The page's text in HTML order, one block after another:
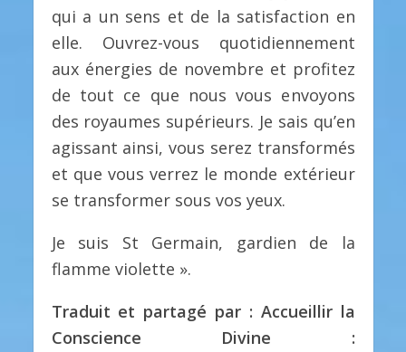
qui a un sens et de la satisfaction en
elle. Ouvrez-vous quotidiennement
aux énergies de novembre et profitez
de tout ce que nous vous envoyons
des royaumes supérieurs. Je sais qu’en
agissant ainsi, vous serez transformés
et que vous verrez le monde extérieur
se transformer sous vos yeux.
Je suis St Germain, gardien de la
flamme violette ».
Traduit et partagé par : Accueillir la
Conscience Divine :